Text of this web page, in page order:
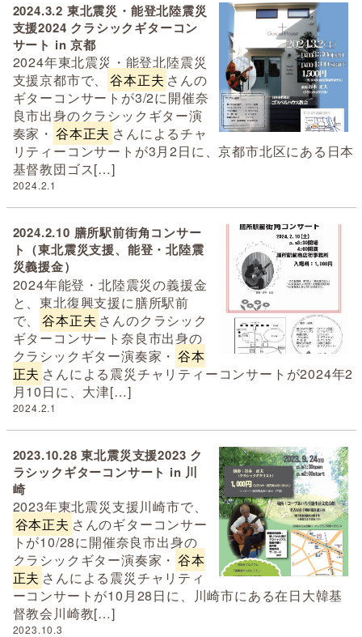
2024.3.2 東北震災・能登北陸震災
支援2024 クラシックギターコン
サート in 京都
2024年東北震災・能登北陸震災
支援京都市で、
谷本正夫 さんの
ギターコンサートが3/2に開催奈
良市出身のクラシックギター演
奏家・ 谷本正夫 さんによるチャ
リティーコンサートが3月2日に、京都市北区にある日本
基督教団ゴス[…]
2024.2.1
2024.2.10 膳所駅前街角コンサー
ト（東北震災支援、能登・北陸震
災義援金）
2024年能登・北陸震災の義援金
と、東北復興支援に膳所駅前
で、
谷本正夫 さんのクラシック
ギターコンサート奈良市出身の
クラシックギター演奏家・ 谷本
正夫 さんによる震災チャリティーコンサートが2024年2
月10日に、大津[…]
2024.2.1
2023.10.28 東北震災支援2023 ク
ラシックギターコンサート in 川
崎
2023年東北震災支援川崎市で、
谷本正夫 さんのギターコンサー
トが10/28に開催奈良市出身の
クラシックギター演奏家・ 谷本
正夫 さんによる震災チャリティ
ーコンサートが10月28日に、川崎市にある在日大韓基
督教会川崎教[…]
2023.10.3